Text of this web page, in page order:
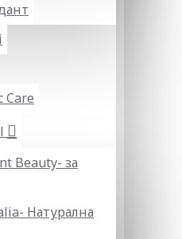
Care
Beauty- за
Натурална